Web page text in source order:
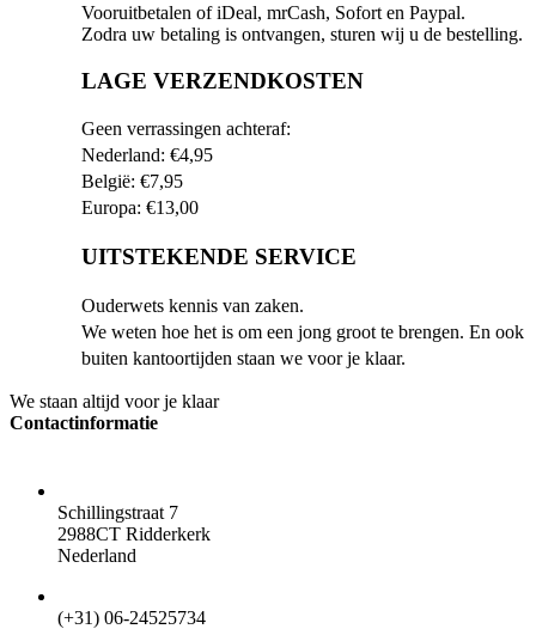
Vooruitbetalen of iDeal, mrCash, Sofort en Paypal.
Zodra uw betaling is ontvangen, sturen wij u de bestelling.
LAGE VERZENDKOSTEN
Geen verrassingen achteraf:
Nederland: €4,95
België: €7,95
Europa: €13,00
UITSTEKENDE SERVICE
Ouderwets kennis van zaken.
We weten hoe het is om een jong groot te brengen. En ook
buiten kantoortijden staan we voor je klaar.
We staan altijd voor je klaar
Contactinformatie
Schillingstraat 7
2988CT Ridderkerk
Nederland
(+31) 06-24525734